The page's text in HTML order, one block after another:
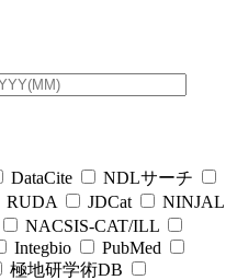
DataCite
NDLサーチ
RUDA JDCat
NINJAL
NACSIS-CAT/ILL
Integbio
PubMed
極地研学術DB